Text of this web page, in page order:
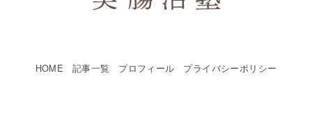
HOME 記事一覧 プロフィール プライバシーポリシー